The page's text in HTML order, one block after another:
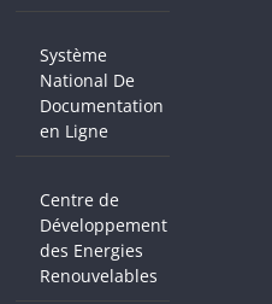
Système
National De
Documentation
en Ligne
Centre de
Développement
des Energies
Renouvelables